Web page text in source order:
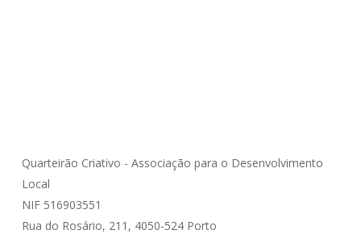
Quarteirão Criativo - Associação para o Desenvolvimento
Local
NIF 516903551
Rua do Rosário, 211, 4050-524 Porto